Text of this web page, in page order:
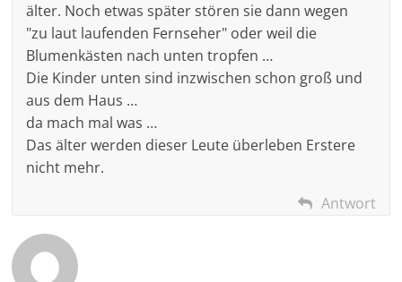
älter. Noch etwas später stören sie dann wegen
"zu laut laufenden Fernseher" oder weil die
Blumenkästen nach unten tropfen …
Die Kinder unten sind inzwischen schon groß und
aus dem Haus …
da mach mal was …
Das älter werden dieser Leute überleben Erstere
nicht mehr.
Antwort